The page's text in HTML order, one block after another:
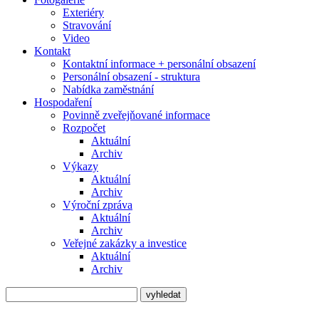
Exteriéry
Stravování
Video
Kontakt
Kontaktní informace + personální obsazení
Personální obsazení - struktura
Nabídka zaměstnání
Hospodaření
Povinně zveřejňované informace
Rozpočet
Aktuální
Archiv
Výkazy
Aktuální
Archiv
Výroční zpráva
Aktuální
Archiv
Veřejné zakázky a investice
Aktuální
Archiv